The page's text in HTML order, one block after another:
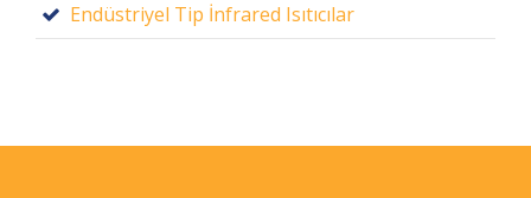
Endüstriyel Tip İnfrared Isıtıcılar